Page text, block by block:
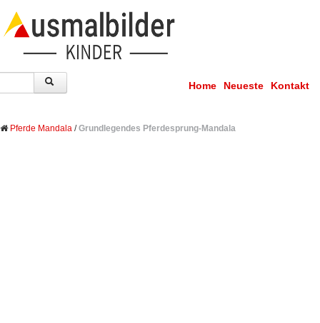
Home Neueste Kontakt
Pferde Mandala /Grundlegendes Pferdesprung-Mandala